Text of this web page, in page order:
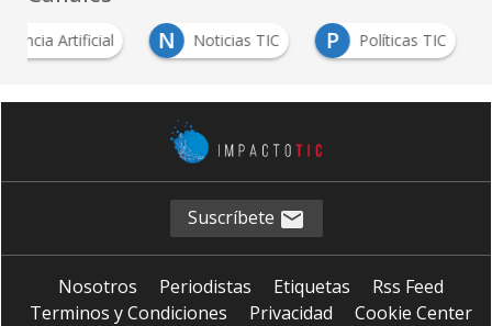
Artificial N Noticias TIC P Políticas TIC
Suscríbete
Nosotros Periodistas Etiquetas
Rss Feed
Terminos y Condiciones
Privacidad Cookie Center